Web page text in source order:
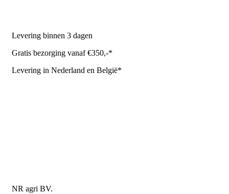
Levering binnen 3 dagen
Gratis bezorging vanaf €350,-*
Levering in Nederland en België*
NR agri BV.